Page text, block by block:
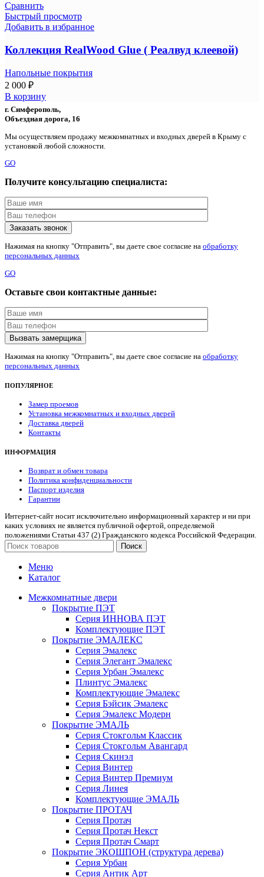
Сравнить
Быстрый просмотр
Добавить в избранное
Коллекция RealWood Glue ( Реалвуд клеевой)
Напольные покрытия
2 000 ₽
В корзину
г. Симферополь,
Объездная дорога, 16
Мы осуществляем продажу межкомнатных и входных дверей в Крыму с
установкой любой сложности.
GO
Получите консультацию специалиста:
Нажимая на кнопку "Отправить", вы даете свое согласие на обработку
персональных данных
GO
Оставьте свои контактные данные:
Нажимая на кнопку "Отправить", вы даете свое согласие на обработку
персональных данных
ПОПУЛЯРНОЕ
Замер проемов
Установка межкомнатных и входных дверей
Доставка дверей
Контакты
ИНФОРМАЦИЯ
Возврат и обмен товара
Политика конфиденциальности
Паспорт изделия
Гарантии
Интернет-сайт носит исключительно информационный характер и ни при
каких условиях не является публичной офертой, определяемой
положениями Статьи 437 (2) Гражданского кодекса Российской Федерации.
Поиск
Меню
Каталог
Межкомнатные двери
Покрытие ПЭТ
Серия ИННОВА ПЭТ
Комплектующие ПЭТ
Покрытие ЭМАЛЕКС
Серия Эмалекс
Серия Элегант Эмалекс
Серия Урбан Эмалекс
Плинтус Эмалекс
Комплектующие Эмалекс
Серия Бэйсик Эмалекс
Серия Эмалекс Модерн
Покрытие ЭМАЛЬ
Серия Стокгольм Классик
Серия Стокгольм Авангард
Серия Скинэл
Серия Винтер
Серия Винтер Премиум
Серия Линея
Комплектующие ЭМАЛЬ
Покрытие ПРОТАЧ
Серия Протач
Серия Протач Некст
Серия Протач Смарт
Покрытие ЭКОШПОН (структура дерева)
Серия Урбан
Серия Антик Арт